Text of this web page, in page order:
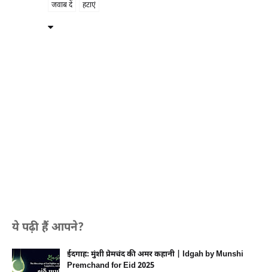
जवाब दें हटाएं
ये पढ़ी हैं आपने?
ईदगाह: मुंशी प्रेमचंद की अमर कहानी | Idgah by Munshi
Premchand for Eid 2025